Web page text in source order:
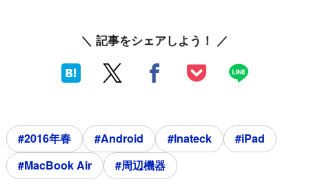
＼ 記事をシェアしよう！ ／
#2016年春 #Android #Inateck
#iPad
#MacBook Air
#周辺機器